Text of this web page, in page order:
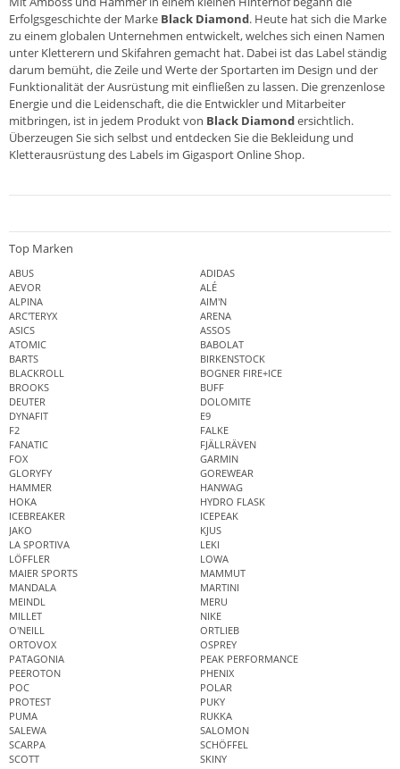
Erfolgsgeschichte der Marke Black Diamond. Heute hat sich die Marke
zu einem globalen Unternehmen entwickelt, welches sich einen Namen
unter Kletterern und Skifahren gemacht hat. Dabei ist das Label ständig
darum bemüht, die Zeile und Werte der Sportarten im Design und der
Funktionalität der Ausrüstung mit einfließen zu lassen. Die grenzenlose
Energie und die Leidenschaft, die die Entwickler und Mitarbeiter
mitbringen, ist in jedem Produkt von Black Diamondersichtlich.
Überzeugen Sie sich selbst und entdecken Sie die Bekleidung und
Kletterausrüstung des Labels im Gigasport Online Shop.
Top Marken
ABUS
ADIDAS
AEVOR
ALÉ
ALPINA
AIM'N
ARC'TERYX
ARENA
ASICS
ASSOS
ATOMIC
BABOLAT
BARTS
BIRKENSTOCK
BLACKROLL
BOGNER FIRE+ICE
BROOKS
BUFF
DEUTER
DOLOMITE
DYNAFIT
E9
F2
FALKE
FANATIC
FJÄLLRÄVEN
FOX
GARMIN
GLORYFY
GOREWEAR
HAMMER
HANWAG
HOKA
HYDRO FLASK
ICEBREAKER
ICEPEAK
JAKO
KJUS
LA SPORTIVA
LEKI
LÖFFLER
LOWA
MAIER SPORTS
MAMMUT
MANDALA
MARTINI
MEINDL
MERU
MILLET
NIKE
O'NEILL
ORTLIEB
ORTOVOX
OSPREY
PATAGONIA
PEAK PERFORMANCE
PEEROTON
PHENIX
POC
POLAR
PROTEST
PUKY
PUMA
RUKKA
SALEWA
SALOMON
SCARPA
SCHÖFFEL
SCOTT
SKINY